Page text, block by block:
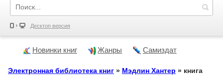
Десктоп версия
Новинки книг Жанры Самиздат
Электронная библиотека книг » Мэдлин Хантер » книга